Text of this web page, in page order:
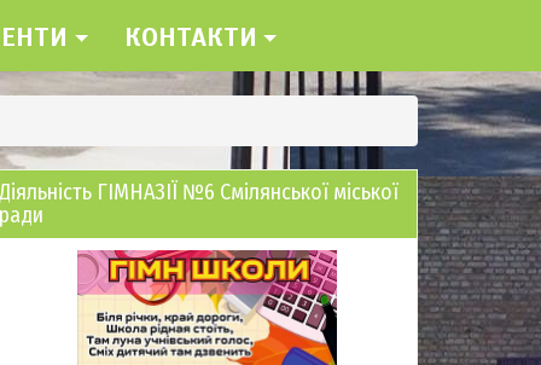
КОНТАКТИ
Діяльність ГІМНАЗІЇ №6 Смілянської міської
ради